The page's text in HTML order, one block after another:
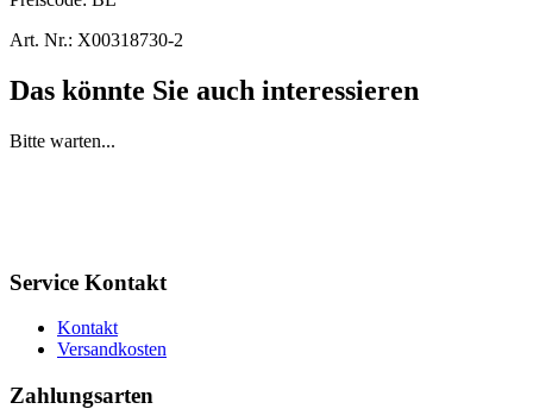
Art. Nr.: X00318730-2
Das könnte Sie auch interessieren
Bitte warten...
Service Kontakt
Kontakt
Versandkosten
Zahlungsarten